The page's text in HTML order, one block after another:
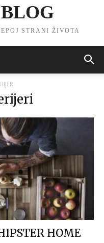
STRANI ŽIVOTA
HOME